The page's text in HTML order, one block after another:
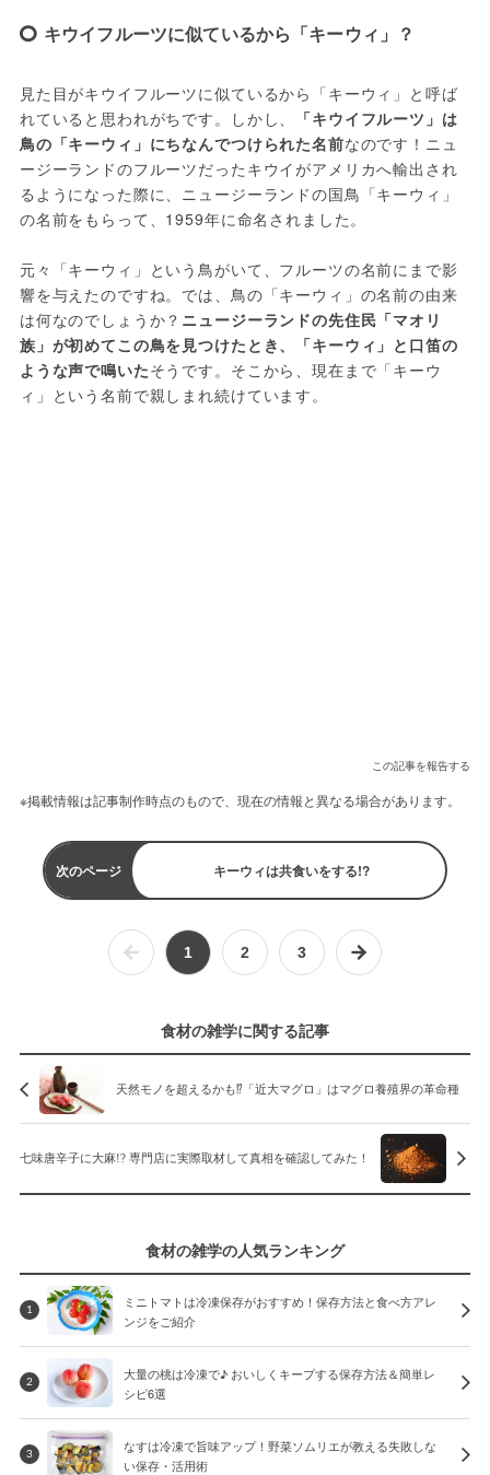
キウイフルーツに似ているから「キーウィ」？
見た目がキウイフルーツに似ているから「キーウィ」と呼ば
れていると思われがちです。しかし、
「キウイフルーツ」は
鳥の「キーウィ」にちなんでつけられた名前なのです！ニュ
ージーランドのフルーツだったキウイがアメリカへ輸出され
るようになった際に、ニュージーランドの国鳥「キーウィ」
の名前をもらって、1959年に命名されました。
元々「キーウィ」という鳥がいて、フルーツの名前にまで影
響を与えたのですね。では、鳥の「キーウィ」の名前の由来
は何なのでしょうか？ ニュージーランドの先住民「マオリ
族」が初めてこの鳥を見つけたとき、「キーウィ」と口笛の
ような声で鳴いたそうです。そこから、現在まで「キーウ
ィ」という名前で親しまれ続けています。
この記事を報告する
※掲載情報は記事制作時点のもので、現在の情報と異なる場合があります。
次のページ キーウィは共食いをする!?
1 2 3
食材の雑学に関する記事
天然モノを超えるかも⁉︎「近大マグロ」はマグロ養殖界の革命種
七味唐辛子に大麻!? 専門店に実際取材して真相を確認してみた！
食材の雑学の人気ランキング
1
ミニトマトは冷凍保存がおすすめ！保存方法と食べ方アレ
ンジをご紹介
2
大量の桃は冷凍で♪ おいしくキープする保存方法＆簡単レ
シピ6選
3
なすは冷凍で旨味アップ！野菜ソムリエが教える失敗しな
い保存・活用術